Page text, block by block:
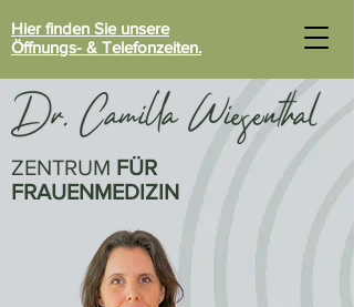
Hier finden Sie unsere
Öffnungs- & Telefonzeiten.
ZENTRUM FÜR
FRAUENMEDIZIN